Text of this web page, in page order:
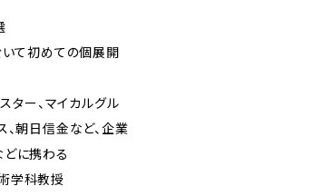
て初めての個展開
ー、マイカルグル
、朝日信金など、企業
どに携わる
学科教授